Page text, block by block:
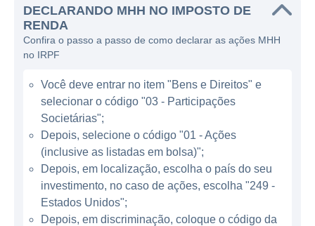
A empresa se especializa em fornecer
serviços de consultoria e gerenciamento de
dados, além de desenvolver plataformas que
processos e aumentar a eficiência
operacional. A Mastech Digital ganha
dinheiro através da prestação de serviços de
tecnologia, e seu portfólio inclui desde
serviços de recrutamento até soluções
personalizadas para ajudar organizações a
implementarem uma transformação digital
abrangente.
DECLARANDO MHH NO IMPOSTO DE
RENDA
Confira o passo a passo de como declarar as ações MHH
no IRPF
Você deve entrar no item "Bens e Direitos" e
selecionar o código "03 - Participações
Societárias";
Depois, selecione o código "01 - Ações
(inclusive as listadas em bolsa)";
Depois, em localização, escolha o país do seu
investimento, no caso de ações, escolha "249 -
Estados Unidos";
Depois, em discriminação, coloque o código da